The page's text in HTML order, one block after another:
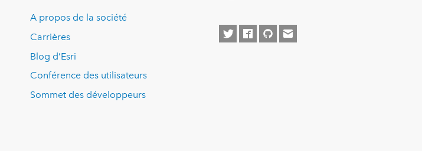
A propos de la société
Carrières
Blog d’Esri
Conférence des utilisateurs
Sommet des développeurs